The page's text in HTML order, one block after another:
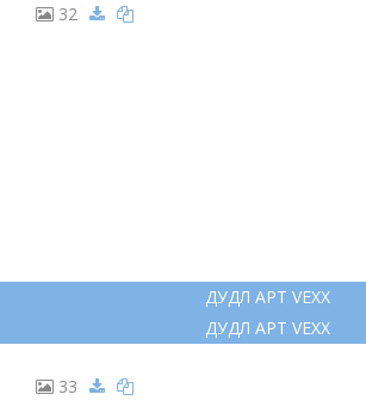
32
ДУДЛ АРТ VEXX
ДУДЛ АРТ VEXX
33